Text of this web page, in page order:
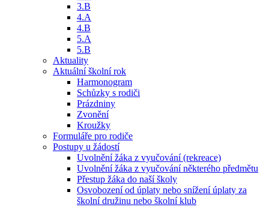
3.B
4.A
4.B
5.A
5.B
Aktuality
Aktuální školní rok
Harmonogram
Schůzky s rodiči
Prázdniny
Zvonění
Kroužky
Formuláře pro rodiče
Postupy u žádostí
Uvolnění žáka z vyučování (rekreace)
Uvolnění žáka z vyučování některého předmětu
Přestup žáka do naší školy
Osvobození od úplaty nebo snížení úplaty za
školní družinu nebo školní klub